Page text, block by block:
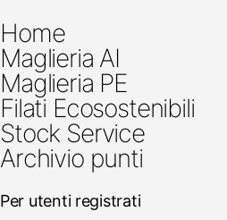
Home
Maglieria AI
Maglieria PE
Filati Ecosostenibili
Stock Service
Archivio punti
Per utenti registrati